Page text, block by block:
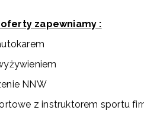
zapewniamy :
NNW
z instruktorem sportu